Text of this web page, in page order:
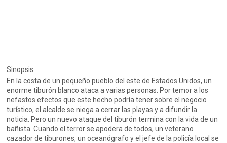
Sinopsis
En la costa de un pequeño pueblo del este de Estados Unidos, un
enorme tiburón blanco ataca a varias personas. Por temor a los
nefastos efectos que este hecho podría tener sobre el negocio
turístico, el alcalde se niega a cerrar las playas y a difundir la
noticia. Pero un nuevo ataque del tiburón termina con la vida de un
bañista. Cuando el terror se apodera de todos, un veterano
cazador de tiburones, un oceanógrafo y el jefe de la policía local se